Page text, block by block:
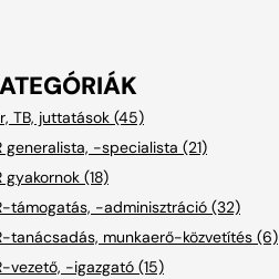
TB, juttatások (45)
generalista, -specialista (21)
gyakornok (18)
támogatás, -adminisztráció (32)
tanácsadás, munkaerő-közvetítés (6)
vezető, -igazgató (15)